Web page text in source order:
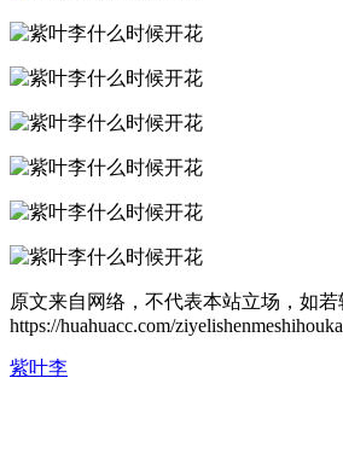
原文来自网络，不代表本站立场，如若
https://huahuacc.com/
紫叶李